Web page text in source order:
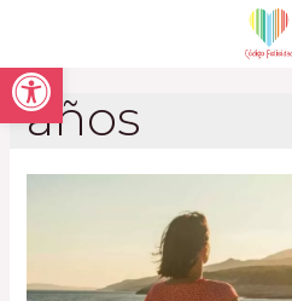
Open toolbar
años